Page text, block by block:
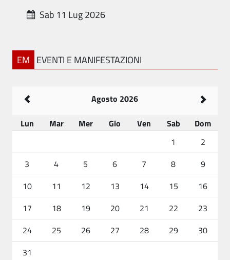
Sab 11 Lug 2026
EM EVENTI E MANIFESTAZIONI
Agosto 2026
Lun
Mar Mer Gio Ven Sab
Dom
1
2
3
4 5 6 7 8
9
10
11 12 13 14 15
16
17
18 19 20 21 22
23
24
25 26 27 28 29
30
31